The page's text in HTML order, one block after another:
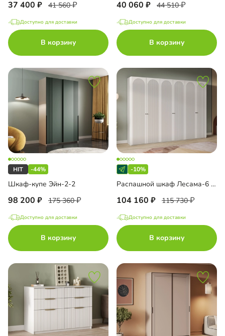
37 400 41 560
Доступно для доставки
В корзину
40 060 44 510
Доступно для доставки
В корзину
-44%
Шкаф-купе Эйн-2-2
98 200 175 360
Доступно для доставки
В корзину
-10%
Распашной шкаф Лесама-6 Декор 1
104 160 115 730
Доступно для доставки
В корзину